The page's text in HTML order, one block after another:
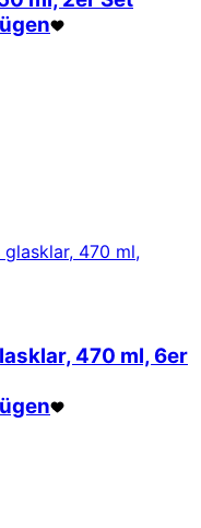
470 ml, 6er